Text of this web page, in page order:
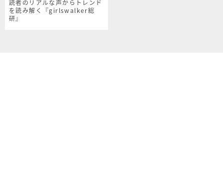
読者のリアルな声からトレンド
を読み解く『girlswalker総
研』